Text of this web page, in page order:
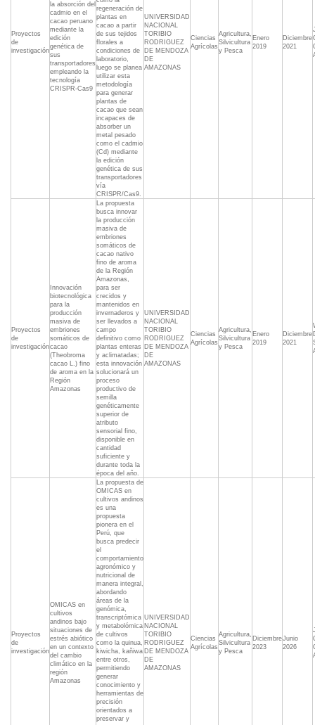
Proyectos
de
investigación
la absorción del
cadmio en el
cacao peruano
mediante la
edición
genética de
sus
transportadores
empleando la
tecnología
CRISPR-Cas9
regeneración de
plantas en
cacao a partir
de sus tejidos
florales a
condiciones de
laboratorio,
luego se planea
utilizar esta
metodología
para generar
plantas de
cacao que sean
incapaces de
absorber un
metal pesado
como el cadmio
(Cd) mediante
la edición
genética de sus
transportadores
vía
CRISPR/Cas9.
UNIVERSIDAD
NACIONAL
TORIBIO
RODRIGUEZ
DE MENDOZA
DE
AMAZONAS
Ciencias
Agrícolas
Agricultura,
Silvicultura
y Pesca
Enero
2019
Diciembre
2021
Proyectos
de
investigación
Innovación
biotecnológica
para la
producción
masiva de
embriones
somáticos de
cacao
(Theobroma
cacao L.) fino
de aroma en la
Región
Amazonas
La propuesta
busca innovar
la producción
masiva de
embriones
somáticos de
cacao nativo
fino de aroma
de la Región
Amazonas,
para ser
crecidos y
mantenidos en
invernaderos y
ser llevados a
campo
definitivo como
plantas enteras
y aclimatadas;
esta innovación
solucionará un
proceso
productivo de
semilla
genéticamente
superior de
atributo
sensorial fino,
disponible en
cantidad
suficiente y
durante toda la
época del año.
UNIVERSIDAD
NACIONAL
TORIBIO
RODRIGUEZ
DE MENDOZA
DE
AMAZONAS
Ciencias
Agrícolas
Agricultura,
Silvicultura
y Pesca
Enero
2019
Diciembre
2021
Proyectos
de
investigación
OMICAS en
cultivos
andinos bajo
situaciones de
estrés abiótico
en un contexto
del cambio
climático en la
región
Amazonas
La propuesta de
OMICAS en
cultivos andinos
es una
propuesta
pionera en el
Perú, que
busca predecir
el
comportamiento
agronómico y
nutricional de
manera integral,
abordando
áreas de la
genómica,
transcriptómica
y metabolómica
de cultivos
como la quinua,
kiwicha, kañiwa
entre otros,
permitiendo
generar
conocimiento y
herramientas de
precisión
orientados a
preservar y
UNIVERSIDAD
NACIONAL
TORIBIO
RODRIGUEZ
DE MENDOZA
DE
AMAZONAS
Ciencias
Agrícolas
Agricultura,
Silvicultura
y Pesca
Diciembre
2023
Junio
2026